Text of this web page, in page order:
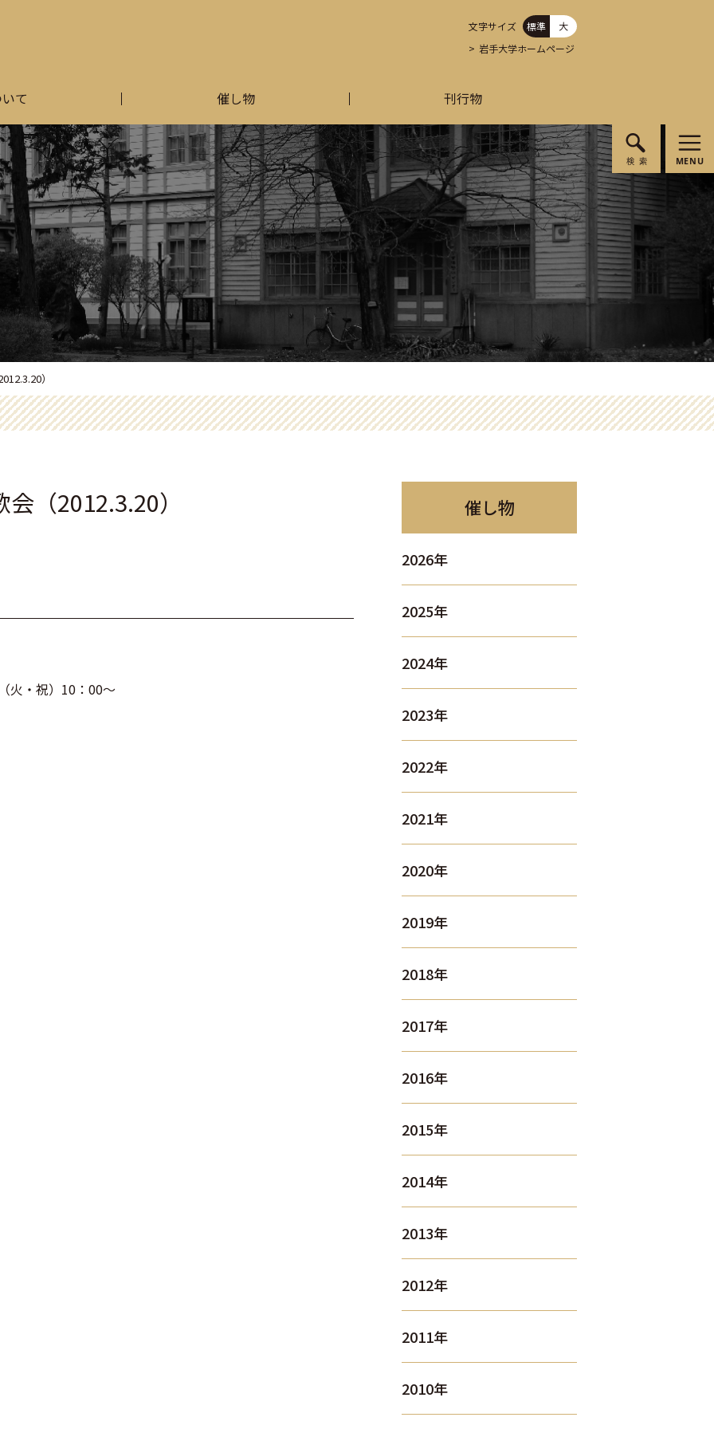
文字サイズ 標準
大
岩手大学ホームページ
て 催し物 刊行物
）
（2012.3.20）
（火・祝）10：00～
催し物
2026年
2025年
2024年
2023年
2022年
2021年
2020年
2019年
2018年
2017年
2016年
2015年
2014年
2013年
2012年
2011年
2010年